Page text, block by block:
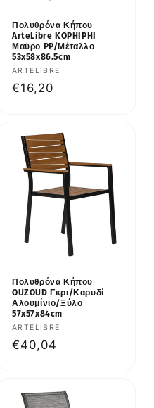
Πολυθρόνα Κήπου
ArteLibre KOPHIPHI
Μαύρο PP/Μέταλλο
53x58x86.5cm
Προμηθευτής:
ARTELIBRE
Κανονική
€16,20
Πολυθρόνα Κήπου
OUZOUD Γκρι/Καρυδί
Αλουμίνιο/Ξύλο
57x57x84cm
Προμηθευτής:
ARTELIBRE
Κανονική
€40,04